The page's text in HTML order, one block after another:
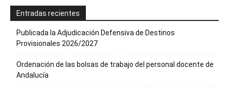
Entradas recientes
Publicada la Adjudicación Defensiva de Destinos
Provisionales 2026/2027
Ordenación de las bolsas de trabajo del personal docente de
Andalucía